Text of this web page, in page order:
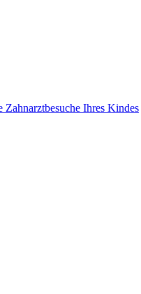
Zahnarztbesuche Ihres Kindes